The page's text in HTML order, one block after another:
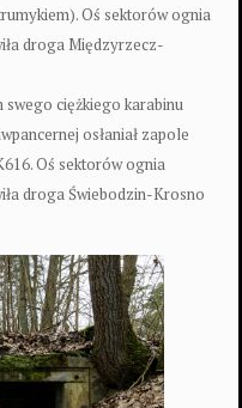
Oś sektorów ognia
droga Międzyrzecz-
swego ciężkiego karabinu
osłaniał zapole
Oś sektorów ognia
droga Świebodzin-Krosno